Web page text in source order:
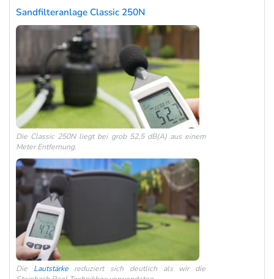
Sandfilteranlage Classic 250N
Die Classic 250N liegt bei grob 52,5 dB(A) aus einem
Meter Entfernung.
Die Lautstärkereduziert sich deutlich als wir die